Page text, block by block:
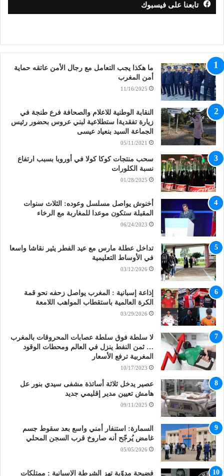
تابعنا على فيسبوك
ما هكذا يجب التعامل مع رجال الأمن عاتقه حماية
أمن المغرب
11/16/2025
النقابة الوطنية للاعلام والصحافة فرع طنجة في
زيارة تفقديةا ستطلاعية لبني عروس بحضور رئيس
الجماعة السيد بنعياد عيسى
05/11/2021
سحب منتجات كوكا كولا في أوروبا بسبب ارتفاع
نسبة الكلورات
01/28/2025
أخنوش يواصل مسلسل وعوده: الثلاث سنوات
المقبلة ستكون موعدا للمغاربة مع الرخاء
06/24/2023
تداخل عطلة مارس مع عيد الفطر يثير نقاشا واسعا
في الأوساط التعليمية
03/12/2026
إذاعة إسبانية : المغرب يواصل زحفه نحو قمة
الكرة العالمية باستقطاب المواهب اللامعة
03/29/2026
لا سلطة فوق سلطة عصابات المحروقات بالمغرب
… ثمن النفط ينزل في العالم ومحطات الوقود
المغربية ترفع الأسعار
10/17/2023
عصير يدخل ثلاثة أساتذة مشفى سيدي بنور عل
هامش تعيين مدير إقليمي جديد
09/11/2025
السمارة: استنفار أمني واسع بعد سقوط جسم
غامض يُرجّح أنه صاروخ قرب السجن المحلي
05/05/2026
فضيحة مدوّية تهز الشرطة الإسبانية : ممتلكات